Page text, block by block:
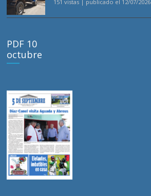
151 vistas | publicado el 12/07/2026
PDF 10
octubre